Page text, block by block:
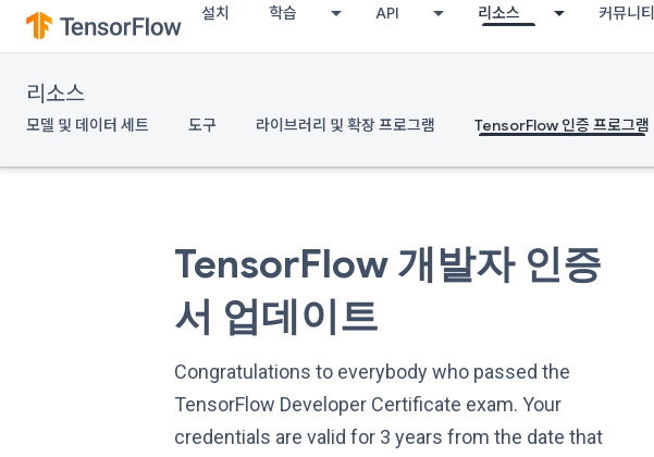
설치 학습 API 리소스 커뮤니티
리소스
모델 및 데이터 세트 도구 라이브러리 및 확장 프로그램 TensorFlow 인증 프로그램
TensorFlow 개발자 인증
서 업데이트
Congratulations to everybody who passed the
TensorFlow Developer Certificate exam. Your
credentials are valid for 3 years from the date that